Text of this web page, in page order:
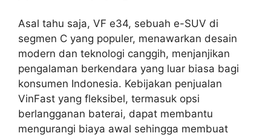
Asal tahu saja, VF e34, sebuah e-SUV di
segmen C yang populer, menawarkan desain
modern dan teknologi canggih, menjanjikan
pengalaman berkendara yang luar biasa bagi
konsumen Indonesia. Kebijakan penjualan
VinFast yang fleksibel, termasuk opsi
berlangganan baterai, dapat membantu
mengurangi biaya awal sehingga membuat